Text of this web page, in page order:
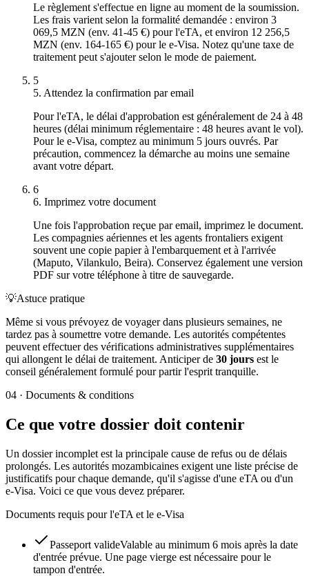
Le règlement s'effectue en ligne au moment de la soumission.
Les frais varient selon la formalité demandée : environ 3
069,5 MZN (env. 41-45 €) pour l'eTA, et environ 12 256,5
MZN (env. 164-165 €) pour le e-Visa. Notez qu'une taxe de
traitement peut s'ajouter selon le mode de paiement.
5
5. Attendez la confirmation par email
Pour l'eTA, le délai d'approbation est généralement de 24 à 48
heures (délai minimum réglementaire : 48 heures avant le vol).
Pour le e-Visa, comptez au minimum 5 jours ouvrés. Par
précaution, commencez la démarche au moins une semaine
avant votre départ.
6
6. Imprimez votre document
Une fois l'approbation reçue par email, imprimez le document.
Les compagnies aériennes et les agents frontaliers exigent
souvent une copie papier à l'embarquement et à l'arrivée
(Maputo, Vilankulo, Beira). Conservez également une version
PDF sur votre téléphone à titre de sauvegarde.
💡Astuce pratique
Même si vous prévoyez de voyager dans plusieurs semaines, ne
tardez pas à soumettre votre demande. Les autorités compétentes
peuvent effectuer des vérifications administratives supplémentaires
qui allongent le délai de traitement. Anticiper de 30 jours est le
conseil généralement formulé pour partir l'esprit tranquille.
04 · Documents & conditions
Ce que votre dossier doit contenir
Un dossier incomplet est la principale cause de refus ou de délais
prolongés. Les autorités mozambicaines exigent une liste précise de
justificatifs pour chaque demande, qu'il s'agisse d'une eTA ou d'un
e-Visa. Voici ce que vous devez préparer.
Documents requis pour l'eTA et le e-Visa
Passeport valideValable au minimum 6 mois après la date
d'entrée prévue. Une page vierge est nécessaire pour le
tampon d'entrée.